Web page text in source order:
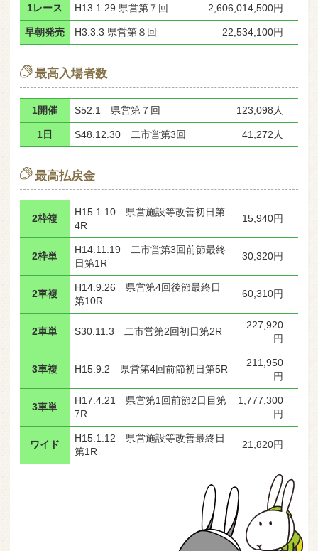
1レース H13.1.29 県営第７回 2,606,014,500円
早朝発売 H3.3.3 県営第８回 22,534,100円
最高入場者数
1開催 S52.1 県営第７回 123,098人
1日 S48.12.30 二市営第3回 41,272人
最高払戻金
2枠複
H15.1.10 県営施設等改善初日第
4R
15,940円
2枠単
H14.11.19 二市営第3回前節最終
日第1R
30,320円
2車複
H14.9.26 県営第4回後節最終日
第10R
60,310円
2車単 S30.11.3 二市営第2回初日第2R
227,920
円
3車複 H15.9.2 県営第4回前節初日第5R
211,950
円
3車単
H17.4.21 県営第1回前節2日目第
7R
1,777,300
円
ワイド
H15.1.12 県営施設等改善最終日
第1R
21,820円